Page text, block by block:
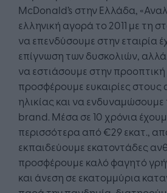
McDonald’s στην Ελλάδα,
ελληνική αγορά το 2011 με τη
να επενδύσουμε στην εταιρία
επίγνωση των δυσκολιών,
να εστιάσουμε στην
προσφέρουμε ευκαιρίες
ηλικίας και να
brand. Μέσα σε 10 χρόνια
περισσότερα από €29 εκατ.,
εκπαιδεύουμε εκατοντάδες
προσφέρουμε καλό φαγητό
και άνεση σε εκατομμύρια